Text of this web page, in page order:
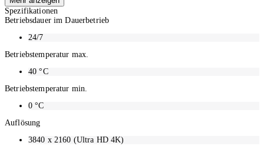
Spezifikationen
Betriebsdauer im Dauerbetrieb
24/7
Betriebstemperatur max.
40°C
Betriebstemperatur min.
0°C
Auflösung
3840 x 2160 (Ultra HD 4K)